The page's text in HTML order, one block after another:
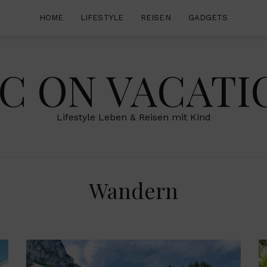
HOME LIFESTYLE REISEN GADGETS
ON
Lifestyle Leben & Reisen mit Kind
Wandern